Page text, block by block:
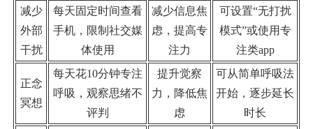
减少
外部
干扰
每天固定时间查看
手机，限制社交媒
体使用
减少信息焦
虑，提高专
注力
可设置“无打扰
模式”或使用专
注类app
正念
冥想
每天花10分钟专注
呼吸，观察思绪不
评判
提升觉察
力，降低焦
虑
可从简单呼吸法
开始，逐步延长
时长